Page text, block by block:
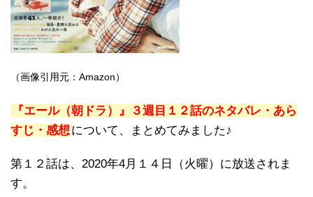
（画像引用元：Amazon）
『エール（朝ドラ）』３週目１２話のネタバレ・あら
すじ・感想 について、まとめてみました♪
第１２話は、2020年4月１４日（火曜）に放送されま
す。